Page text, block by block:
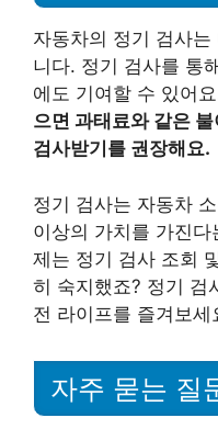
자동차의 정기 검사
니다. 정기 검사를 통
에도 기여할 수 있어
으면 과태료와 같은
검사받기를 권장해요.
정기 검사는 자동차
이상의 가치를 가진
제는 정기 검사 조회
히 숙지했죠? 정기 검
전 라이프를 즐겨보세
자주 묻는 질